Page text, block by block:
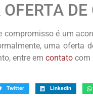
compromisso é um
uma oferta
entre em contato com
Twitter LinkedIn